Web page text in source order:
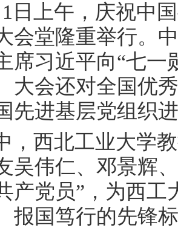
日上午，庆祝中
会堂隆重举行。
席习近平向“七一
大会还对全国优
先进基层党组织
，西北工业大学
吴伟仁、邓景辉
产党员”，为西工
报国笃行的先锋